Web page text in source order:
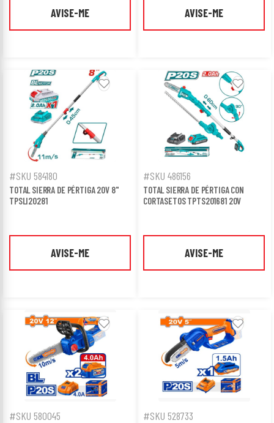
AVISE-ME AVISE-ME
#SKU 584180
TOTAL SIERRA DE PÉRTIGA 20V 8"
TPSLI20281
AVISE-ME
#SKU 486156
TOTAL SIERRA DE PÉRTIGA CON
CORTASETOS TPTS201681 20V
AVISE-ME
#SKU 580045 #SKU 528733